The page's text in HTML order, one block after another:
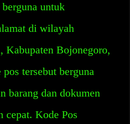
untuk
di wilayah
Kabupaten Bojonegoro,
tersebut berguna
barang dan dokumen
cepat. Kode Pos